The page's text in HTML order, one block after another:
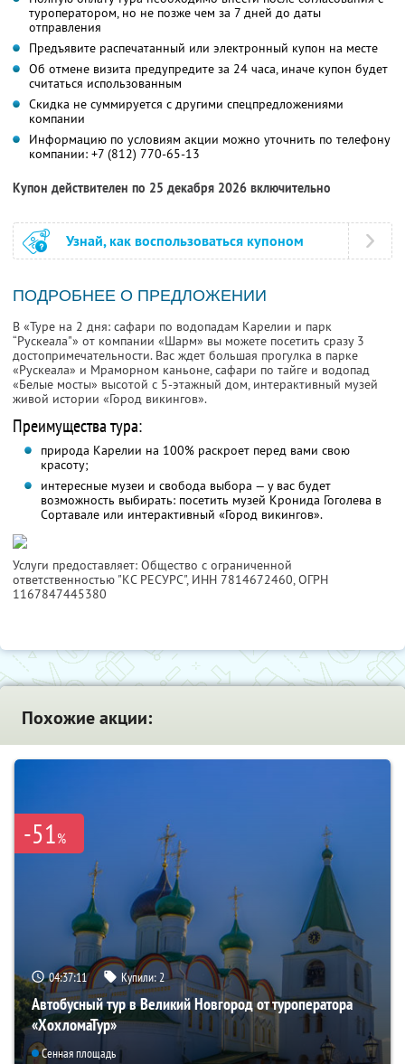
туроператором, но не позже чем за 7 дней до даты
отправления
Предъявите распечатанный или электронный купон на месте
Об отмене визита предупредите за 24 часа, иначе купон будет
считаться использованным
Скидка не суммируется с другими спецпредложениями
компании
Информацию по условиям акции можно уточнить по телефону
компании: +7 (812) 770-65-13
Купон действителен по 25 декабря 2026 включительно
Узнай, как воспользоваться купоном
ПОДРОБНЕЕ О ПРЕДЛОЖЕНИИ
В «Туре на 2 дня: сафари по водопадам Карелии и парк
“Рускеала"» от компании «Шарм» вы можете посетить сразу 3
достопримечательности. Вас ждет большая прогулка в парке
«Рускеала» и Мраморном каньоне, сафари по тайге и водопад
«Белые мосты» высотой с 5-этажный дом, интерактивный музей
живой истории «Город викингов».
Преимущества тура:
природа Карелии на 100% раскроет перед вами свою
красоту;
интересные музеи и свобода выбора — у вас будет
возможность выбирать: посетить музей Кронида Гоголева в
Сортавале или интерактивный «Город викингов».
Услуги предоставляет: Общество с ограниченной
ответственностью "КС РЕСУРС", ИНН 7814672460, ОГРН
1167847445380
Похожие акции:
-51%
04:37:09 Купили:2
Автобусный тур в Великий Новгород от туроператора
«ХохломаТур»
Сенная площадь